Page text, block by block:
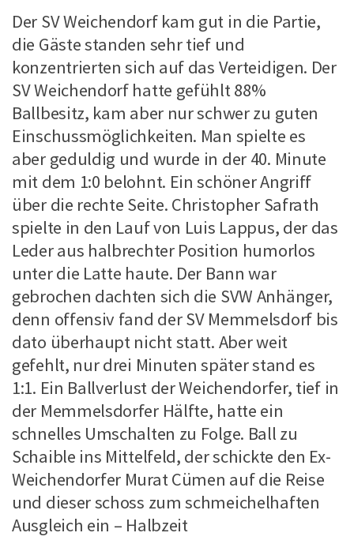
Der SV Weichendorf kam gut in die Partie,
die Gäste standen sehr tief und
konzentrierten sich auf das Verteidigen. Der
SV Weichendorf hatte gefühlt 88%
Ballbesitz, kam aber nur schwer zu guten
Einschussmöglichkeiten. Man spielte es
aber geduldig und wurde in der 40. Minute
mit dem 1:0 belohnt. Ein schöner Angriff
über die rechte Seite. Christopher Safrath
spielte in den Lauf von Luis Lappus, der das
Leder aus halbrechter Position humorlos
unter die Latte haute. Der Bann war
gebrochen dachten sich die SVW Anhänger,
denn offensiv fand der SV Memmelsdorf bis
dato überhaupt nicht statt. Aber weit
gefehlt, nur drei Minuten später stand es
1:1. Ein Ballverlust der Weichendorfer, tief in
der Memmelsdorfer Hälfte, hatte ein
schnelles Umschalten zu Folge. Ball zu
Schaible ins Mittelfeld, der schickte den Ex-
Weichendorfer Murat Cümen auf die Reise
und dieser schoss zum schmeichelhaften
Ausgleich ein – Halbzeit